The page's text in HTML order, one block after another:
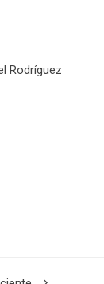
Rodríguez